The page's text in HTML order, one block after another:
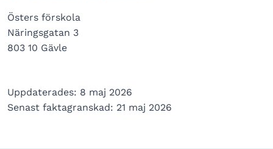
Östers förskola
Näringsgatan 3
803 10 Gävle
Uppdaterades: 8 maj 2026
Senast faktagranskad: 21 maj 2026